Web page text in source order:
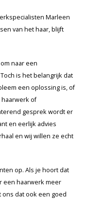
Marleen
van het haar, blijft
naar een
is het belangrijk dat
een oplossing is, of
haarwerk of
gesprek wordt er
en eerlijk advies
en wij willen ze echt
op. Als je hoort dat
een haarwerk meer
dat ook een goed